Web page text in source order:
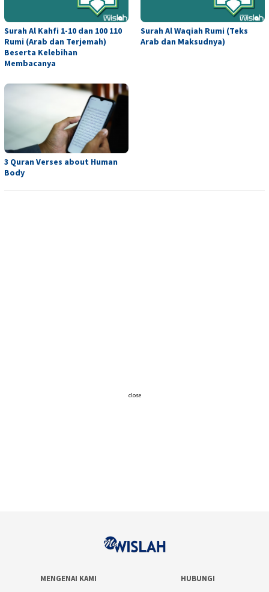
Surah Al Kahfi 1-10 dan 100 110
Rumi (Arab dan Terjemah)
Beserta Kelebihan
Membacanya
Surah Al Waqiah Rumi (Teks
Arab dan Maksudnya)
3 Quran Verses about Human
Body
MENGENAI KAMI
HUBUNGI
close